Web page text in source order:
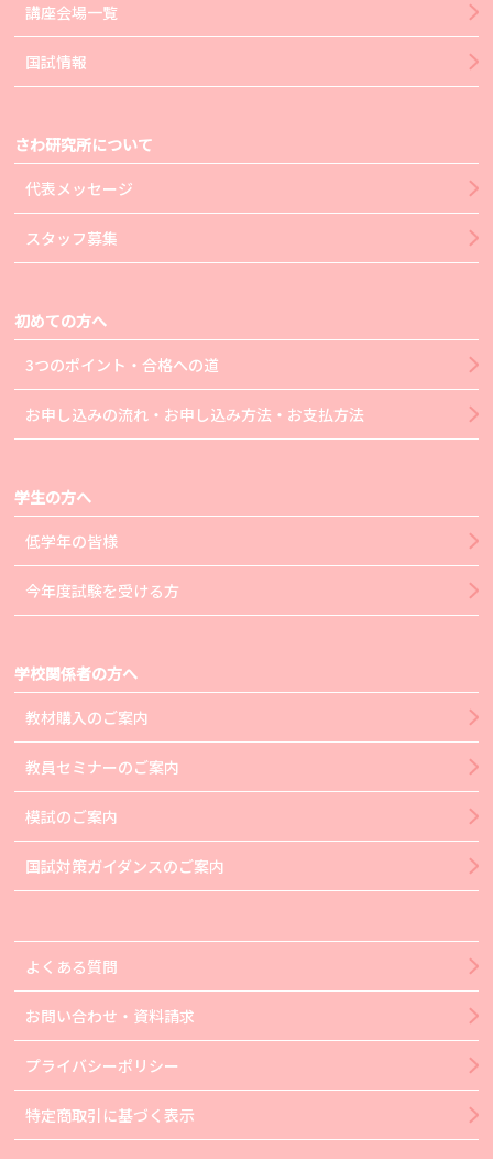
講座会場一覧
国試情報
さわ研究所について
代表メッセージ
スタッフ募集
初めての方へ
3つのポイント・合格への道
お申し込みの流れ・お申し込み方法・お支払方法
学生の方へ
低学年の皆様
今年度試験を受ける方
学校関係者の方へ
教材購入のご案内
教員セミナーのご案内
模試のご案内
国試対策ガイダンスのご案内
よくある質問
お問い合わせ・資料請求
プライバシーポリシー
特定商取引に基づく表示